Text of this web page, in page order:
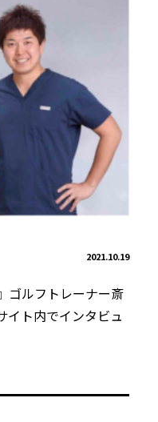
2021.10.19
ゴルフトレーナー斎
イト内でインタビュ